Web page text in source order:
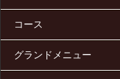
コース
グランドメニュー